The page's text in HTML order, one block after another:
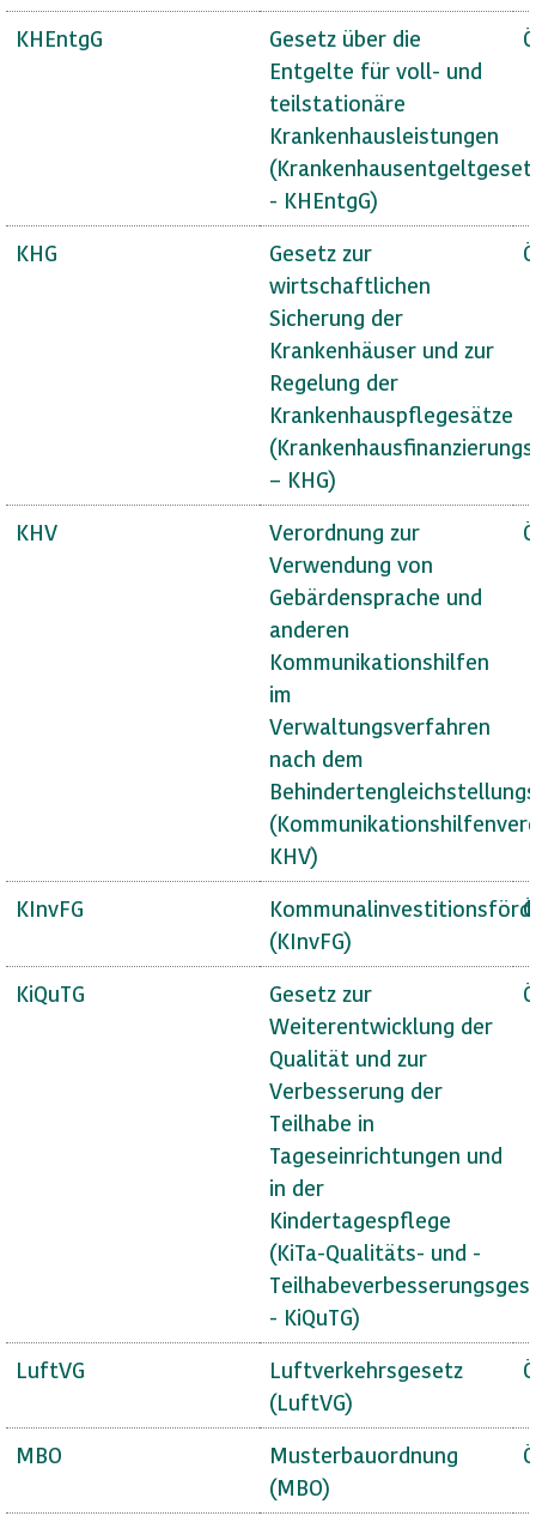
KHEntgG
Gesetz über die
Entgelte für voll- und
teilstationäre
Krankenhausleistungen
- KHEntgG)
KHG
Gesetz zur
wirtschaftlichen
Sicherung der
Krankenhäuser und zur
Regelung der
Krankenhauspflegesätze
– KHG)
KHV
Verordnung zur
Verwendung von
Gebärdensprache und
anderen
Kommunikationshilfen
im
Verwaltungsverfahren
nach dem
KHV)
KInvFG
(KInvFG)
KiQuTG
Gesetz zur
Weiterentwicklung der
Qualität und zur
Verbesserung der
Teilhabe in
Tageseinrichtungen und
in der
Kindertagespflege
(KiTa-Qualitäts- und -
- KiQuTG)
LuftVG
Luftverkehrsgesetz
(LuftVG)
MBO
Musterbauordnung
(MBO)